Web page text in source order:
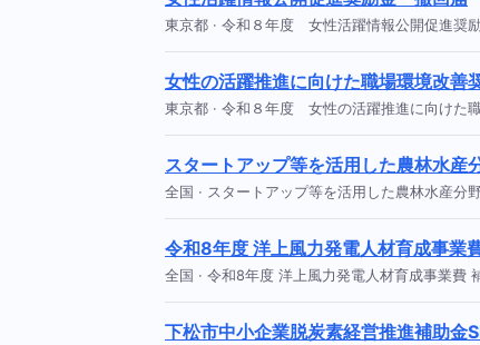
東京都 · 令和８年度 女性活躍情報公開促進奨
女性の活躍推進に向けた職場環境改
東京都 · 令和８年度 女性の活躍推進に向けた
スタートアップ等を活用した農林水産
全国 · スタートアップ等を活用した農林水産
令和8年度 洋上風力発電人材育成事業
全国 · 令和8年度 洋上風力発電人材育成事業
下松市中小企業脱炭素経営推進補助金